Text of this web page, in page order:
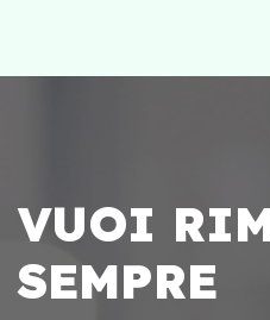
VUOI
SEMPRE